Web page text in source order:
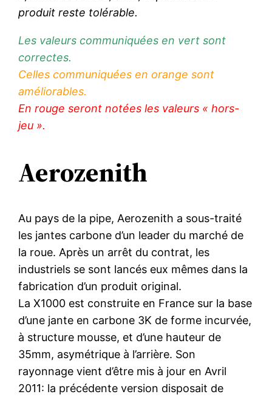
produit reste tolérable.
Les valeurs communiquées en vert sont
correctes.
Celles communiquées en orange sont
améliorables.
En rouge seront notées les valeurs « hors-
jeu ».
Aerozenith
Au pays de la pipe, Aerozenith a sous-traité
les jantes carbone d’un leader du marché de
la roue. Après un arrêt du contrat, les
industriels se sont lancés eux mêmes dans la
fabrication d’un produit original.
La X1000 est construite en France sur la base
d’une jante en carbone 3K de forme incurvée,
à structure mousse, et d’une hauteur de
35mm, asymétrique à l’arrière. Son
rayonnage vient d’être mis à jour en Avril
2011: la précédente version disposait de